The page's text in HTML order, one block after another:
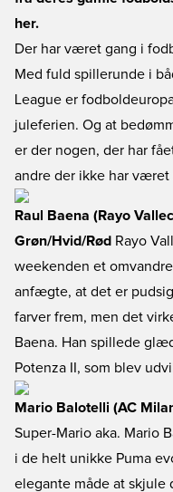
her.
Der har været gang i
Med fuld spillerunde i
League er
juleferien. Og at
er der nogen, der har
andre der ikke har været
Raul Baena (Rayo
Grøn/Hvid/Rød Rayo
weekenden et
anfægte, at det er
farver frem, men det
Baena. Han spillede
Potenza II, som blev
Mario Balotelli (AC
Super-Mario aka. Mario
i de helt unikke Puma
elegante måde at skjule